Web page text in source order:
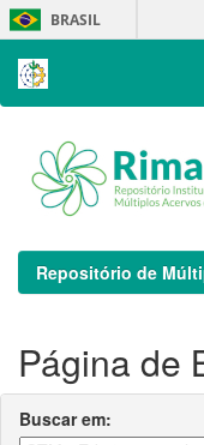
Skip
navigation
BRASIL
Repositório de
Página de
Buscar em: